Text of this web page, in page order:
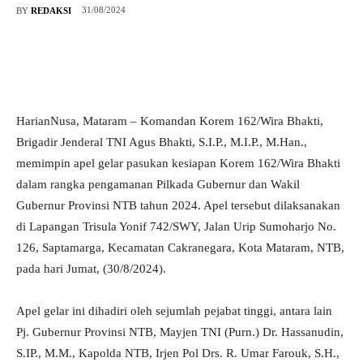
BY REDAKSI 31/08/2024
HarianNusa, Mataram – Komandan Korem 162/Wira Bhakti,
Brigadir Jenderal TNI Agus Bhakti, S.I.P., M.I.P., M.Han.,
memimpin apel gelar pasukan kesiapan Korem 162/Wira Bhakti
dalam rangka pengamanan Pilkada Gubernur dan Wakil
Gubernur Provinsi NTB tahun 2024. Apel tersebut dilaksanakan
di Lapangan Trisula Yonif 742/SWY, Jalan Urip Sumoharjo No.
126, Saptamarga, Kecamatan Cakranegara, Kota Mataram, NTB,
pada hari Jumat, (30/8/2024).
Apel gelar ini dihadiri oleh sejumlah pejabat tinggi, antara lain
Pj. Gubernur Provinsi NTB, Mayjen TNI (Purn.) Dr. Hassanudin,
S.IP., M.M., Kapolda NTB, Irjen Pol Drs. R. Umar Farouk, S.H.,